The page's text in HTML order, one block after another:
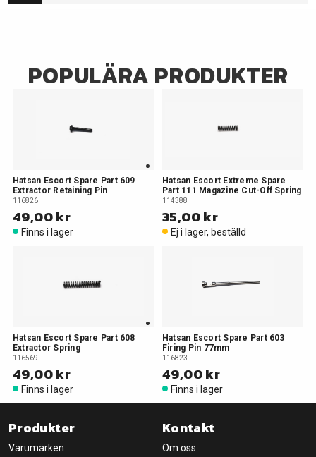
POPULÄRA PRODUKTER
Hatsan Escort Spare Part 609
Extractor Retaining Pin
116826
49,00 kr
Finns i lager
Hatsan Escort Extreme Spare
Part 111 Magazine Cut-Off Spring
114388
35,00 kr
Ej i lager, beställd
Hatsan Escort Spare Part 608
Extractor Spring
116569
49,00 kr
Finns i lager
Hatsan Escort Spare Part 603
Firing Pin 77mm
116823
49,00 kr
Finns i lager
Produkter
Varumärken
Kontakt
Om oss